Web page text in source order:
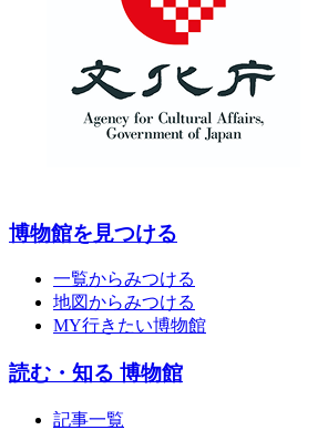
博物館を見つける
一覧からみつける
地図からみつける
MY行きたい博物館
読む・知る 博物館
記事一覧